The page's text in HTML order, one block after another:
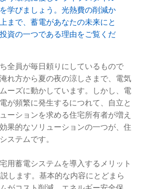
学びましょう。光熱費の削減か
まで、蓄電があなたの未来にと
資の一つである理由をご覧くだ
全員が毎日頼りにしているもので
れ方から夏の夜の涼しさまで、電気
ーズに動かしています。しかし、電
が頻繁に発生するにつれて、自立と
ーションを求める住宅所有者が増え
果的なソリューションの一つが、住
ステムです。
用蓄電システムを導入するメリット
します。基本的な内容にとどまら